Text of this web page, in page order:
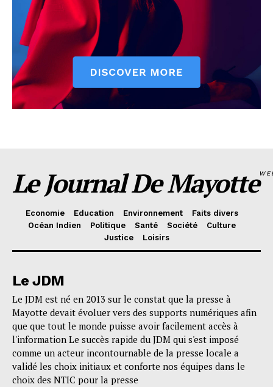
Le Journal De Mayotte
Economie Education Environnement
Faits divers
Océan Indien
Politique Santé Société
Culture
Justice
Loisirs
Le JDM
Le JDM est né en 2013 sur le constat que la presse à
Mayotte devait évoluer vers des supports numériques afin
que que tout le monde puisse avoir facilement accès à
l'information Le succès rapide du JDM qui s'est imposé
comme un acteur incontournable de la presse locale a
validé les choix initiaux et conforte nos équipes dans le
choix des NTIC pour la presse